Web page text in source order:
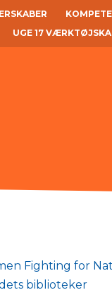
UGE 17